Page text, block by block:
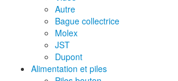
Autre
Bague collectrice
Molex
JST
Dupont
Alimentation et piles